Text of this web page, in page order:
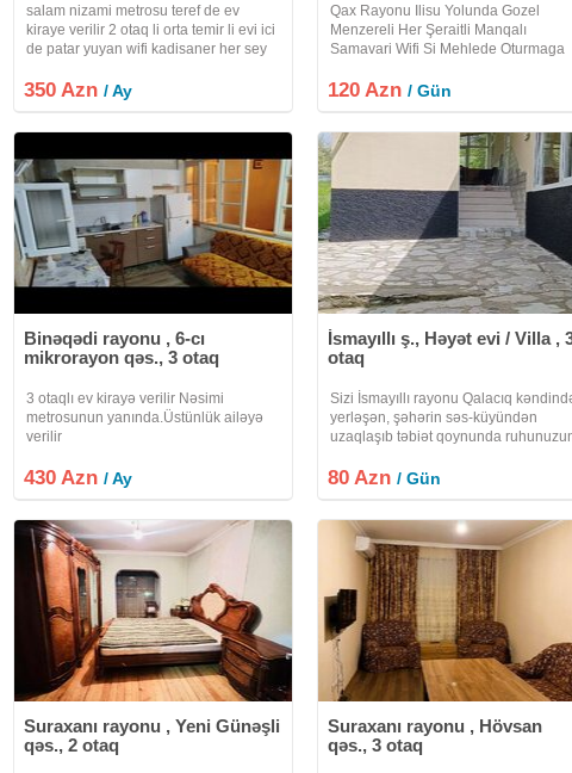
salam nizami metrosu teref de ev
kiraye verilir 2 otaq li orta temir li evi ici
de patar yuyan wifi kadisaner her sey
lara ve oglan lara verilir uzun mudetli
verilir ev kiraye
350 Azn/ Ay
Qax Rayonu Ilisu Yolunda Gozel
Menzereli Her Şeraitli Manqalı
Samavari Wifi Si Mehlede Oturmaga
Etrafli Melumat Üçün Zeng Edin Xos
120 Azn/ Gün
Binəqədi rayonu , 6-cı
mikrorayon qəs., 3 otaq
3 otaqlı ev kirayə verilir Nəsimi
metrosunun yanında.Üstünlük ailəyə
verilir
430 Azn/ Ay
İsmayıllı ş., Həyət evi / Villa ,
otaq
Sizi İsmayıllı rayonu Qalacıq
yerləşən, şəhərin səs-küyündən
uzaqlaşıb təbiət qoynunda
dəvət edirik
80 Azn/ Gün
Suraxanı rayonu , Yeni Günəşli
qəs., 2 otaq
Suraxanı rayonu , Hövsan
qəs., 3 otaq